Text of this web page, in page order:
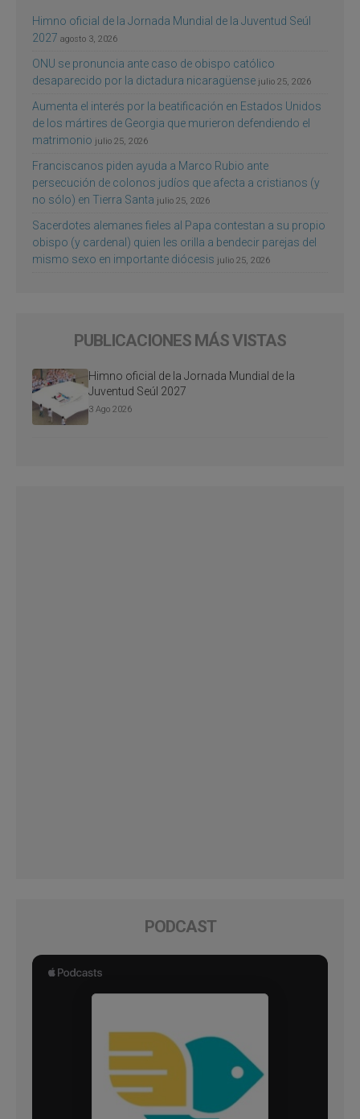
Himno oficial de la Jornada Mundial de la Juventud Seúl
2027 agosto 3, 2026
ONU se pronuncia ante caso de obispo católico
desaparecido por la dictadura nicaragüense julio 25, 2026
Aumenta el interés por la beatificación en Estados Unidos
de los mártires de Georgia que murieron defendiendo el
matrimonio julio 25, 2026
Franciscanos piden ayuda a Marco Rubio ante
persecución de colonos judíos que afecta a cristianos (y
no sólo) en Tierra Santa julio 25, 2026
Sacerdotes alemanes fieles al Papa contestan a su propio
obispo (y cardenal) quien les orilla a bendecir parejas del
mismo sexo en importante diócesis julio 25, 2026
PUBLICACIONES MÁS VISTAS
Himno oficial de la Jornada Mundial de la
Juventud Seúl 2027
3 Ago 2026
PODCAST